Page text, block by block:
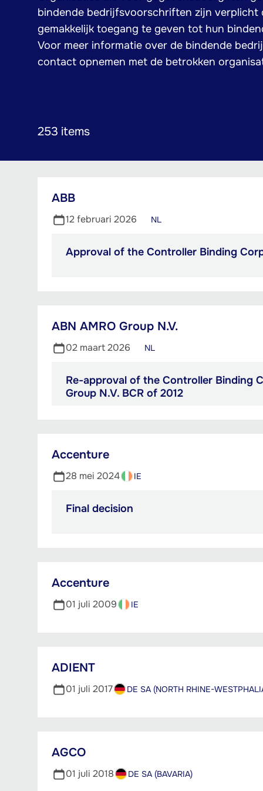
bindende bedrijfsvoorschriften zijn verplicht
gemakkelijk toegang te geven tot hun
Voor meer informatie over de bindende
contact opnemen met de betrokken
253 items
ABB
12 februari 2026 NL
Approval of the Controller Binding
PDF,
ABN AMRO Group N.V.
02 maart 2026 NL
Re-approval of the Controller Binding
Group N.V. BCR of 2012
PDF,
271.64
Accenture
28 mei 2024 IE
Final decision
PDF,
Accenture
01 juli 2009 IE
ADIENT
01 juli 2017 DE SA (NORTH RHINE-
AGCO
01 juli 2018 DE SA (BAVARIA)